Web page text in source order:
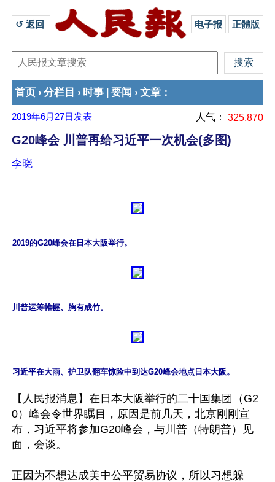
↺ 返回 电子报 正體版
首页 › 分栏目 › 时事 要闻 › 文章 ：
2019年6月27日 发表 人气： 325,870
G20峰会 川普再给习近平一次机会(多图)
李晓
2019的G20峰会在日本大阪举行。
川普运筹帷幄、胸有成竹。
习近平在大雨、护卫队翻车惊险中到达G20峰会地点日本大阪。
【人民报消息】在日本大阪举行的二十国集团（G2
0）峰会令世界瞩目，原因是前几天，北京刚刚宣
布，习近平将参加G20峰会，与川普（特朗普）见
面，会谈。
正因为不想达成美中公平贸易协议，所以习想躲